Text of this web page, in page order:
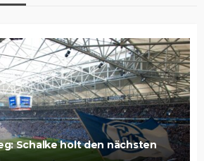
Schalke holt den nächsten